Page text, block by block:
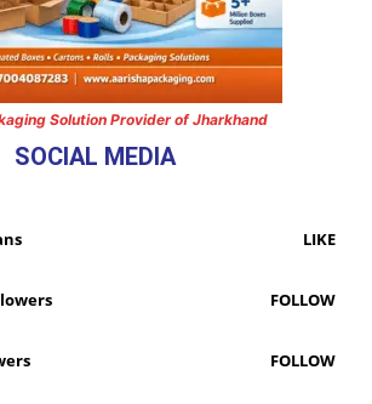
Solution Provider of Jharkhand
SOCIAL MEDIA
LIKE
FOLLOW
FOLLOW